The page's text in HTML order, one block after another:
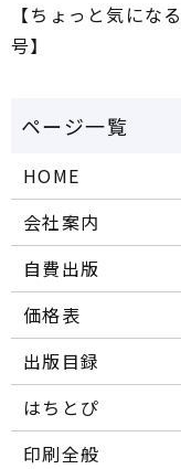
【ちょっと気にな
号】
HOME
会社案内
自費出版
価格表
出版目録
はちとぴ
印刷全般